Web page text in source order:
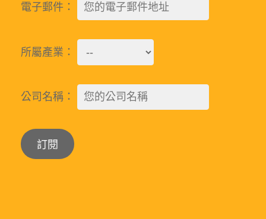
電子郵件：
所屬產業：
公司名稱：